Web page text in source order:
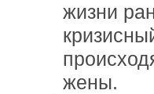
жизни
жены.